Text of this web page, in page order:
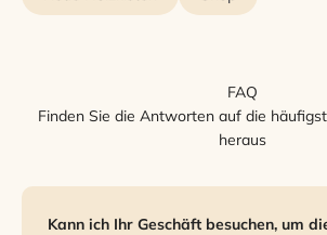
FAQ
Finden Sie die Antworten auf die
heraus
Kann ich Ihr Geschäft besuchen, um